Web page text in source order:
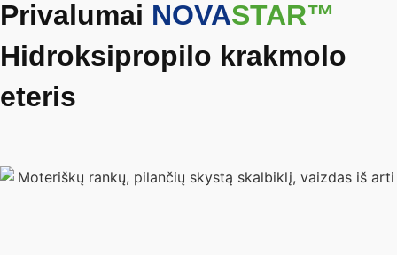
Privalumai NOVASTAR™
Hidroksipropilo krakmolo
eteris